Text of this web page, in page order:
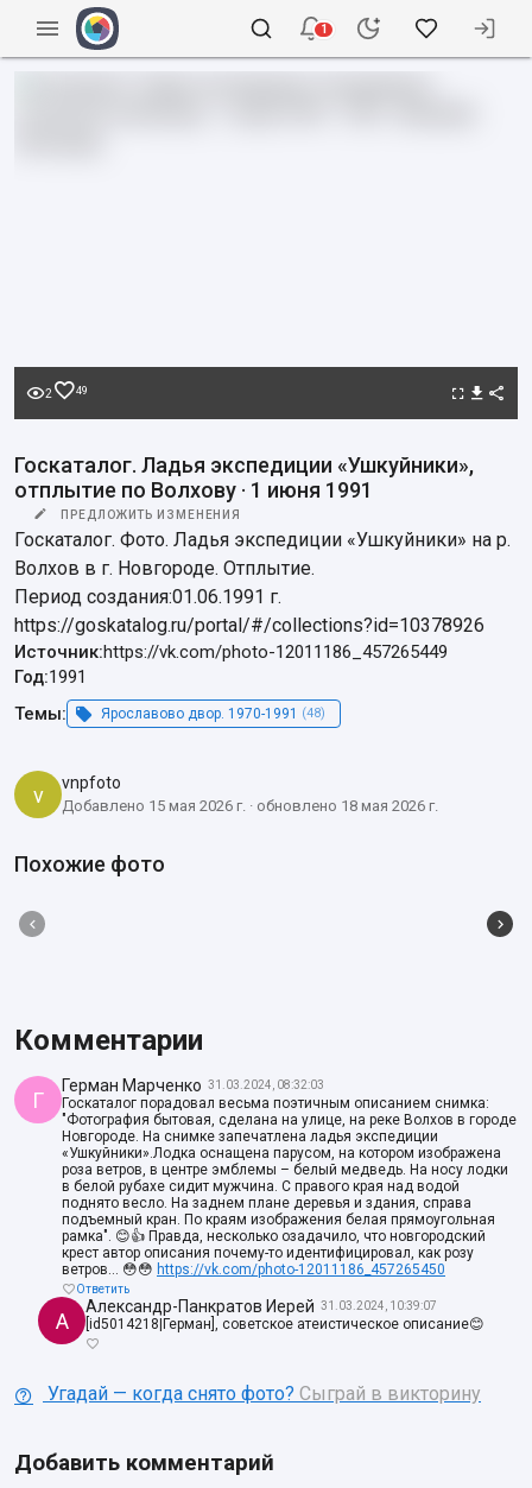
1
2 49
Госкаталог. Ладья экспедиции «Ушкуйники»,
отплытие по Волхову · 1 июня 1991
ПРЕДЛОЖИТЬ ИЗМЕНЕНИЯ
Госкаталог. Фото. Ладья экспедиции «Ушкуйники» на р.
Волхов в г. Новгороде. Отплытие.
Период создания:01.06.1991 г.
https://goskatalog.ru/portal/#/collections?id=10378926
Источник:https://vk.com/photo-12011186_457265449
Год:1991
Темы:
Ярославово двор. 1970-1991 (48)
v vnpfoto
Добавлено 15 мая 2026 г. · обновлено 18 мая 2026 г.
Похожие фото
Комментарии
Г
Герман Марченко 31.03.2024, 08:32:03
Госкаталог порадовал весьма поэтичным описанием снимка:
"Фотография бытовая, сделана на улице, на реке Волхов в городе
Новгороде. На снимке запечатлена ладья экспедиции
«Ушкуйники».Лодка оснащена парусом, на котором изображена
роза ветров, в центре эмблемы – белый медведь. На носу лодки
в белой рубахе сидит мужчина. С правого края над водой
поднято весло. На заднем плане деревья и здания, справа
подъемный кран. По краям изображения белая прямоугольная
рамка". 😊👍 Правда, несколько озадачило, что новгородский
крест автор описания почему-то идентифицировал, как розу
ветров... 😳😳 https://vk.com/photo-12011186_457265450
Ответить
А
Александр-Панкратов Иерей 31.03.2024, 10:39:07
[id5014218|Герман], советское атеистическое описание😊
Угадай — когда снято фото? Сыграй в викторину
Добавить комментарий